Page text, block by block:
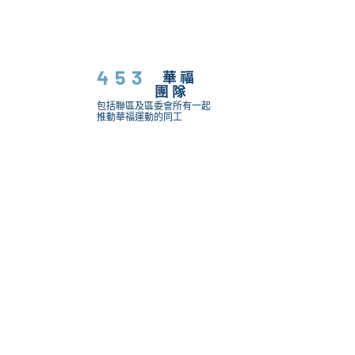
華福
團隊
453
包括聯區及區委會所有一起
推動華福運動的同工